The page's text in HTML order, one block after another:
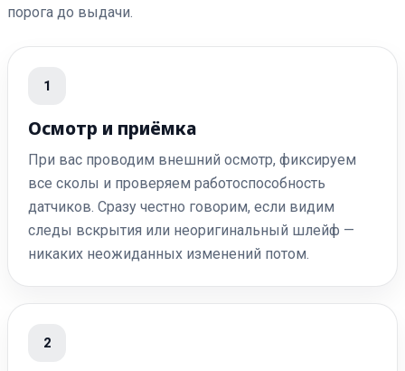
порога до выдачи.
1
Осмотр и приёмка
При вас проводим внешний осмотр, фиксируем
все сколы и проверяем работоспособность
датчиков. Сразу честно говорим, если видим
следы вскрытия или неоригинальный шлейф —
никаких неожиданных изменений потом.
2